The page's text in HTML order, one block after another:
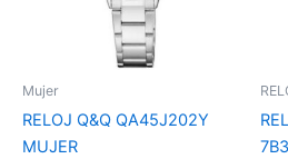
Mujer
RELOJ Q&Q QA45J202Y
MUJER